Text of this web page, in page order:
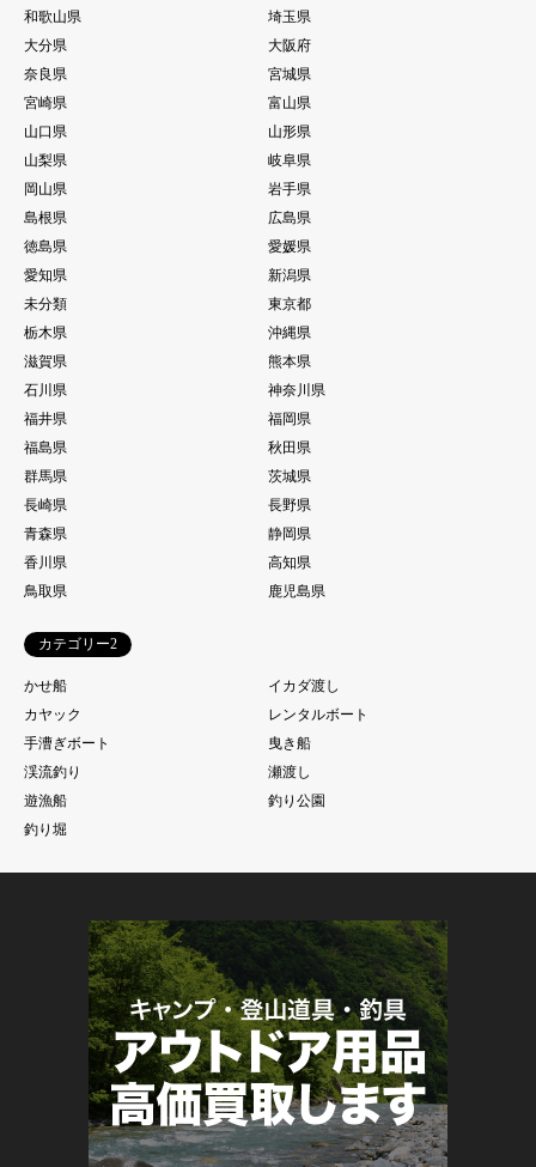
和歌山県
埼玉県
大分県
大阪府
奈良県
宮城県
宮崎県
富山県
山口県
山形県
山梨県
岐阜県
岡山県
岩手県
島根県
広島県
徳島県
愛媛県
愛知県
新潟県
未分類
東京都
栃木県
沖縄県
滋賀県
熊本県
石川県
神奈川県
福井県
福岡県
福島県
秋田県
群馬県
茨城県
長崎県
長野県
青森県
静岡県
香川県
高知県
鳥取県
鹿児島県
カテゴリー2
かせ船
イカダ渡し
カヤック
レンタルボート
手漕ぎボート
曳き船
渓流釣り
瀬渡し
遊漁船
釣り公園
釣り堀